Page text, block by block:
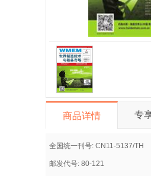
商品详情 专
全国统一刊号: CN11-5137/TH
邮发代号: 80-121